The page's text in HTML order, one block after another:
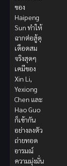
ของ
Haipeng
Sun ทำให้
ฉากต่อสู้ดุ
เดือดสม
จริงสุดๆ
เคมีของ
Xin Li,
Yexiong
Chen และ
Hao Guo
ก็เข้ากัน
อย่างลงตัว
ถ่ายทอด
อารมณ์
ความมุ่งมั่น